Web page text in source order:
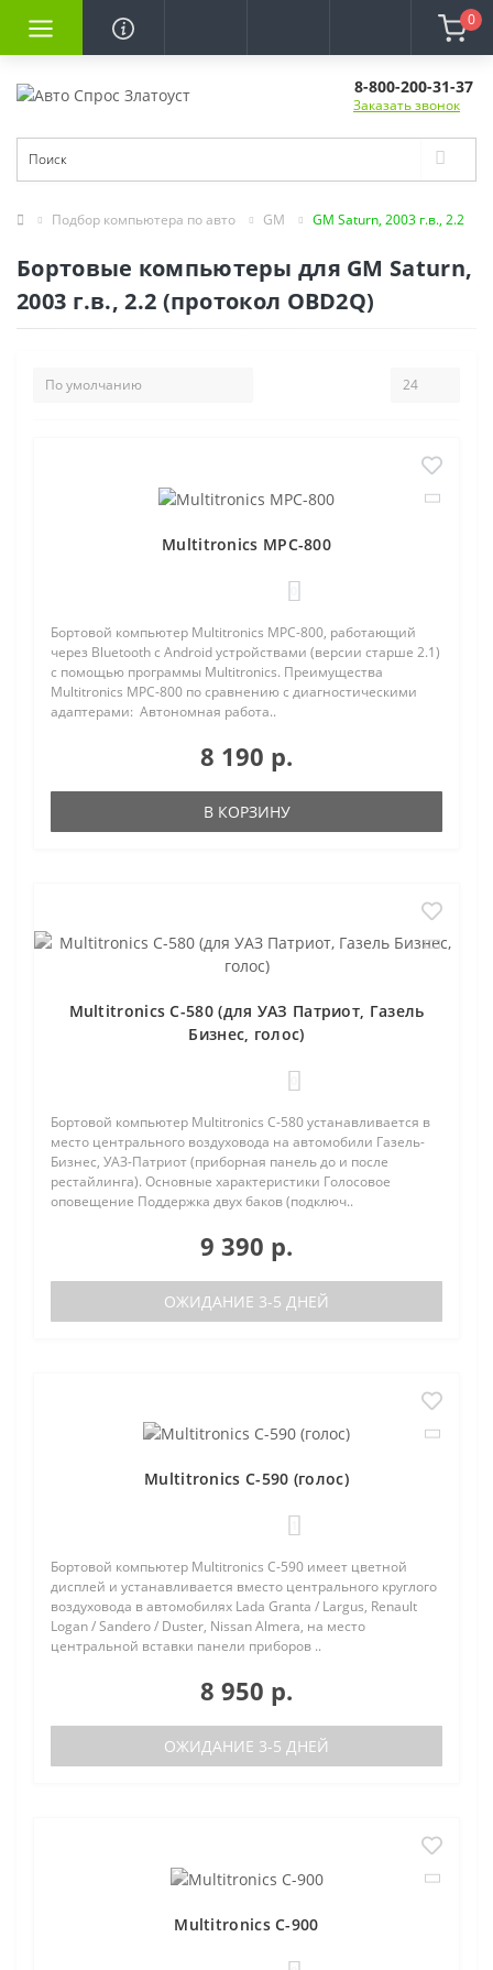
0
8-800-200-31-37
Заказать звонок
Подбор компьютера по авто GM GM Saturn, 2003 г.в., 2.2
Бортовые компьютеры для GM Saturn,
2003 г.в., 2.2 (протокол OBD2Q)
Multitronics MPC-800
Бортовой компьютер Multitronics MPC-800, работающий
через Bluetooth с Android устройствами (версии старше 2.1)
с помощью программы Multitronics. Преимущества
Multitronics MPC-800 по сравнению с диагностическими
адаптерами: Автономная работа..
8 190 р.
В КОРЗИНУ
Multitronics C-580 (для УАЗ Патриот, Газель
Бизнес, голос)
Бортовой компьютер Multitronics C-580 устанавливается в
место центрального воздуховода на автомобили Газель-
Бизнес, УАЗ-Патриот (приборная панель до и после
рестайлинга). Основные характеристики Голосовое
оповещение Поддержка двух баков (подключ..
9 390 р.
ОЖИДАНИЕ 3-5 ДНЕЙ
Multitronics C-590 (голос)
Бортовой компьютер Multitronics C-590 имеет цветной
дисплей и устанавливается вместо центрального круглого
воздуховода в автомобилях Lada Granta / Largus, Renault
Logan / Sandero / Duster, Nissan Almera, на место
центральной вставки панели приборов ..
8 950 р.
ОЖИДАНИЕ 3-5 ДНЕЙ
Multitronics C-900